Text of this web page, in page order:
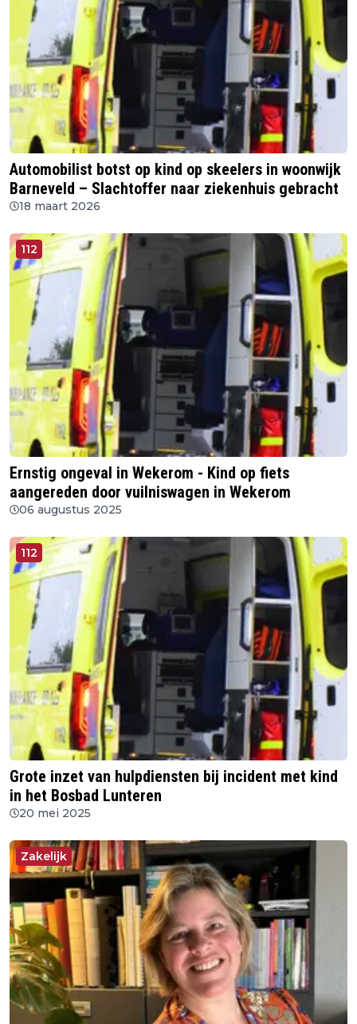
Automobilist botst op kind op skeelers in woonwijk
Barneveld – Slachtoffer naar ziekenhuis gebracht
18 maart 2026
112
Ernstig ongeval in Wekerom - Kind op fiets
aangereden door vuilniswagen in Wekerom
06 augustus 2025
112
Grote inzet van hulpdiensten bij incident met kind
in het Bosbad Lunteren
20 mei 2025
Zakelijk